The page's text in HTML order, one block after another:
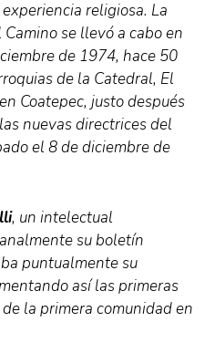
religiosa. La
se llevó a cabo en
de 1974, hace 50
de la Catedral, El
Coatepec, justo después
nuevas directrices del
el 8 de diciembre de
, un intelectual
su boletín
puntualmente su
así las primeras
la primera comunidad en